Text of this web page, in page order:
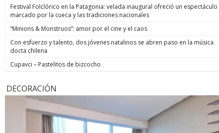
Festival Folclórico en la Patagonia: velada inaugural ofreció un espectáculo
marcado por la cueca y las tradiciones nacionales
“Minions & Monstruos”: amor por el cine y el caos
Con esfuerzo y talento, dos jóvenes natalinos se abren paso en la música
docta chilena
Cupavci – Pastelitos de bizcocho
DECORACIÓN